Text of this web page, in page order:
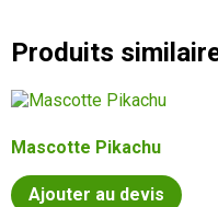
Produits
Mascotte Pikachu
Ajouter au devis